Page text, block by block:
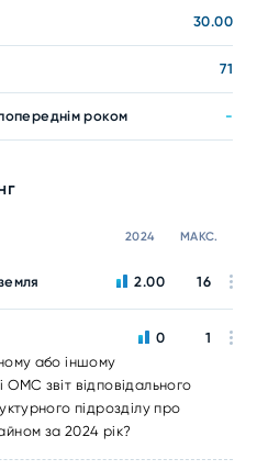
30.00
71
роком -
2024 МАКС.
2.00 16
або іншому
ОМС звіт відповідального
підрозділу про
за 2024 рік?
0 1